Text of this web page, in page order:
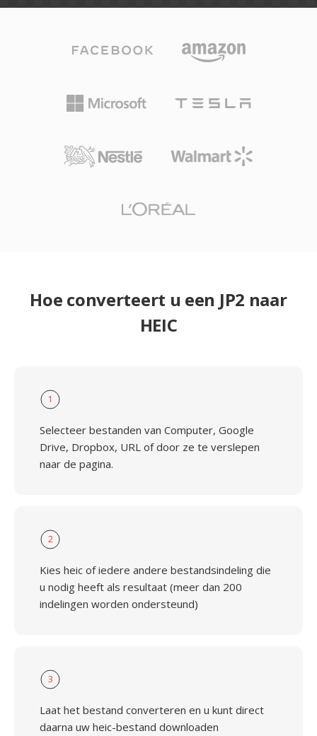
Hoe converteert u een JP2 naar
HEIC
1
Selecteer bestanden van Computer, Google
Drive, Dropbox, URL of door ze te verslepen
naar de pagina.
2
Kies heic of iedere andere bestandsindeling die
u nodig heeft als resultaat (meer dan 200
indelingen worden ondersteund)
3
Laat het bestand converteren en u kunt direct
daarna uw heic-bestand downloaden